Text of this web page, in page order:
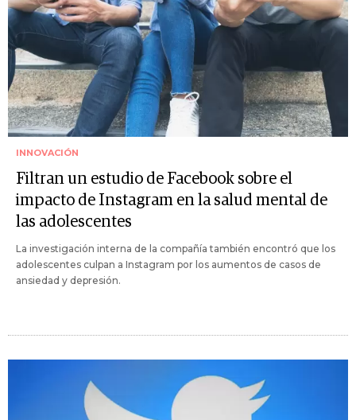
INNOVACIÓN
Filtran un estudio de Facebook sobre el
impacto de Instagram en la salud mental de
las adolescentes
La investigación interna de la compañía también encontró que los
adolescentes culpan a Instagram por los aumentos de casos de
ansiedad y depresión.